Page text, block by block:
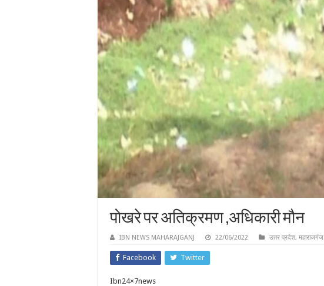
पोखरे पर अतिक्रमण ,अधिकारी मौन
IBN NEWS MAHARAJGANJ 22/06/2022 उत्तर प्रदेश, महाराजगंज
Facebook Twitter
Ibn24×7news